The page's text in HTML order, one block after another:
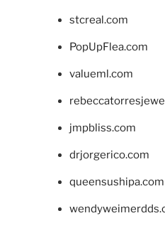
stcreal.com
PopUpFlea.com
valueml.com
jmpbliss.com
drjorgerico.com
queensushipa.com